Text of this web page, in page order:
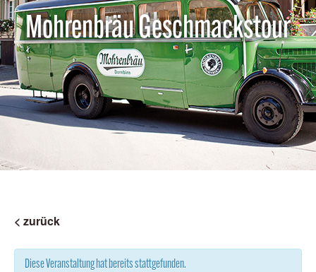
Mohrenbräu Geschmackstour
< zurück
Diese Veranstaltung hat bereits stattgefunden.